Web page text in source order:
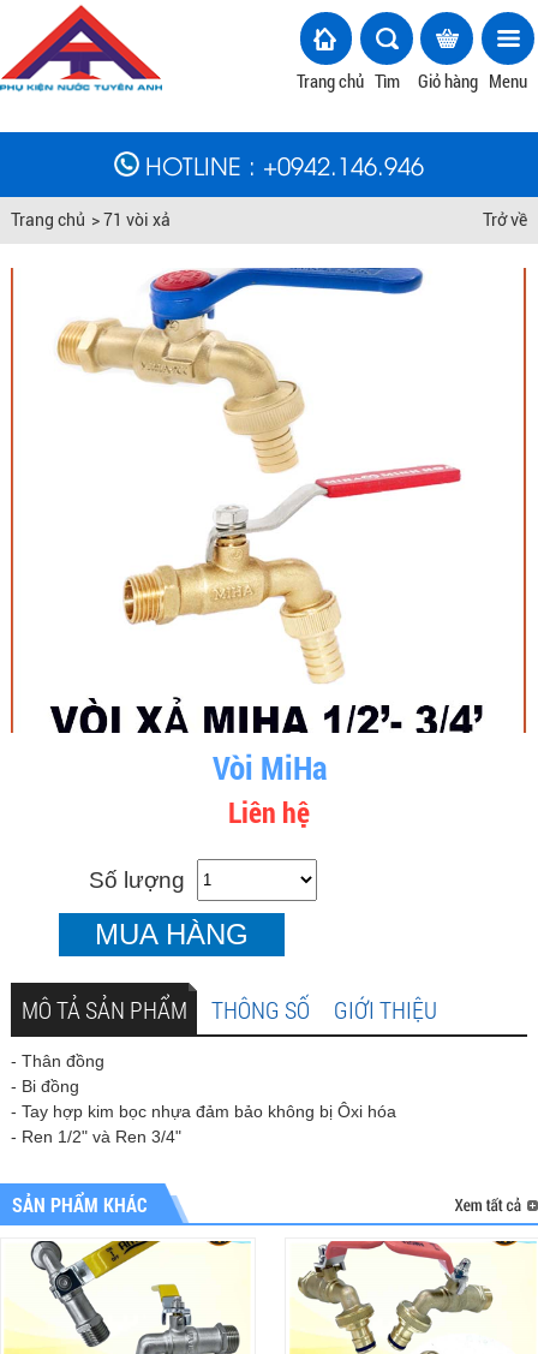
Trang chủ Tìm Giỏ hàng Menu
HOTLINE : +0942.146.946
Trang chủ >71 vòi xả Trở về
Vòi MiHa
Liên hệ
Số lượng
MUA HÀNG
MÔ TẢ SẢN PHẨM THÔNG SỐ GIỚI THIỆU
- Thân đồng
- Bi đồng
- Tay hợp kim bọc nhựa đảm bảo không bị Ôxi hóa
- Ren 1/2" và Ren 3/4"
SẢN PHẨM KHÁC